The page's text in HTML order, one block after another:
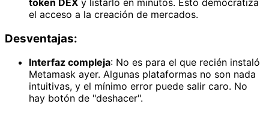
token DEX y listarlo en minutos. Esto democratiza
el acceso a la creación de mercados.
Desventajas:
Interfaz compleja: No es para el que recién instaló
Metamask ayer. Algunas plataformas no son nada
intuitivas, y el mínimo error puede salir caro. No
hay botón de "deshacer".